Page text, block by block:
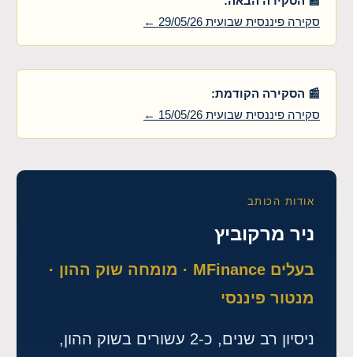
סקירה פיננסית שבועית 29/05/26 ←
📰 הסקירה הקודמת:
סקירה פיננסית שבועית 15/05/26 ←
אודות הכותב
ניר מרקוביץ
בעלים MFinance · מומחה שוק ההון ·
מנטור פיננסי
ניסיון רב שנים, כ-2 עשורים בשוק ההון,